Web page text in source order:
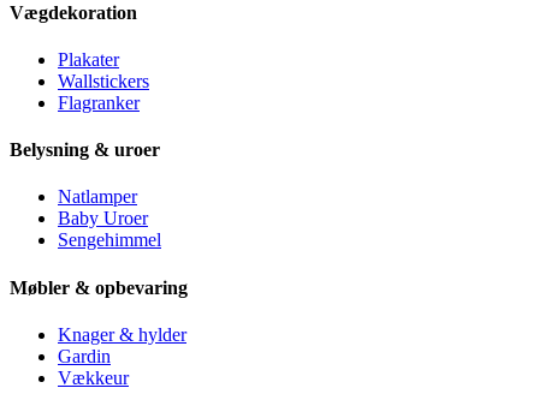
Vægdekoration
Plakater
Wallstickers
Flagranker
Belysning & uroer
Natlamper
Baby Uroer
Sengehimmel
Møbler & opbevaring
Knager & hylder
Gardin
Vækkeur